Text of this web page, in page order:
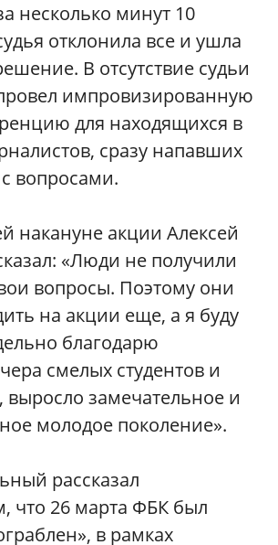
несколько минут 10
отклонила все и ушла
В отсутствие судьи
импровизированную
для находящихся в
сразу напавших
вопросами.
накануне акции Алексей
«Люди не получили
вопросы. Поэтому они
на акции еще, а я буду
благодарю
смелых студентов и
замечательное и
молодое поколение».
рассказал
что 26 марта ФБК был
в рамках